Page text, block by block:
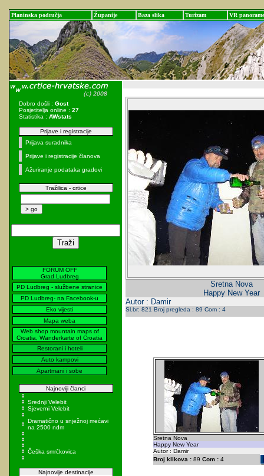
Planinska područja Županije Baza slika Turizam VR panorame
Dobro došli : Gost
Posjetitelja online : 27
Statistika : AWstats
Prijave i registracije
Prijava suradnika
Prijave i registracije članova
Ažuriranje podataka gradovi
Tražilica - crtice
FORUM OFF
Grad Ludbreg
PD Ludbreg - službene stranice
PD Ludbreg- na Facebook-u
Eko vijesti
Mapa weba
Web shop mountain maps of
Croatia, Wanderkarte of Croatia
Restorani i hoteli
Auto kampovi
Apartmani i sobe
Najnoviji članci
Srednji Velebit
Sjeverni Velebit
Dramatično u snježnoj mećavi
na 2500 ndm
Češka smrčkovica
Najnovije destinacije
Sretna Nova
Happy New Year
Autor : Damir
Sl.br: 821 Broj pregleda : 89 Com : 4
Sretna Nova
Happy New Year
Autor : Damir
Broj klikova :89 Com :4